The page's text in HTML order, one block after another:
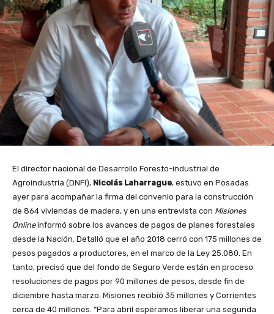
El director nacional de Desarrollo Foresto-industrial de
Agroindustria (DNFI), Nicolás Laharrague, estuvo en Posadas
ayer para acompañar la firma del convenio para la construcción
de 864 viviendas de madera, y en una entrevista con Misiones
Onlineinformó sobre los avances de pagos de planes forestales
desde la Nación. Detalló que el año 2018 cerró con 175 millones de
pesos pagados a productores, en el marco de la Ley 25.080. En
tanto, precisó que del fondo de Seguro Verde están en proceso
resoluciones de pagos por 90 millones de pesos, desde fin de
diciembre hasta marzo. Misiones recibió 35 millones y Corrientes
cerca de 40 millones. “Para abril esperamos liberar una segunda